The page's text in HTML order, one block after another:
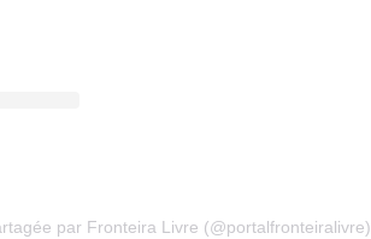
par Fronteira Livre (@portalfronteiralivre)